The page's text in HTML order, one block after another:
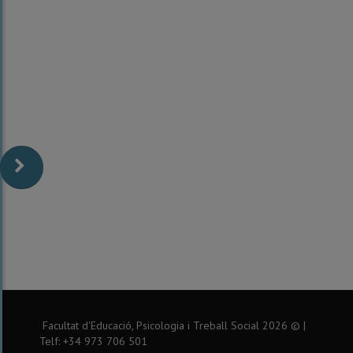
Facultat d'Educació, Psicologia i Treball Social 2026 © |
Telf: +34 973 706 501